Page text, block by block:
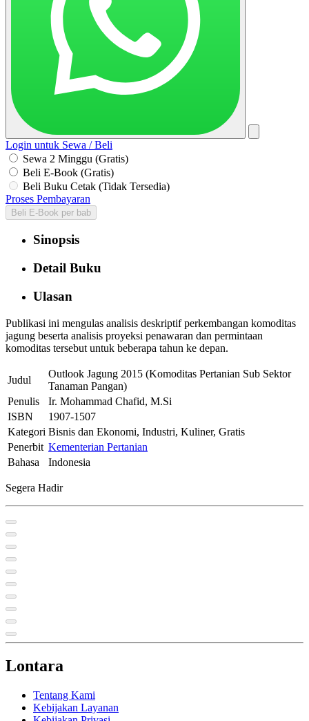
Login untuk Sewa / Beli
Sewa 2 Minggu (Gratis)
Beli E-Book (Gratis)
Beli Buku Cetak (Tidak Tersedia)
Proses Pembayaran
Beli E-Book per bab
Sinopsis
Detail Buku
Ulasan
Publikasi ini mengulas analisis deskriptif perkembangan komoditas
jagung beserta analisis proyeksi penawaran dan permintaan
komoditas tersebut untuk beberapa tahun ke depan.
Judul
Outlook Jagung 2015 (Komoditas Pertanian Sub Sektor
Tanaman Pangan)
Penulis
Ir. Mohammad Chafid, M.Si
ISBN
1907-1507
Kategori Bisnis dan Ekonomi, Industri, Kuliner, Gratis
Penerbit Kementerian Pertanian
Bahasa
Indonesia
Segera Hadir
Lontara
Tentang Kami
Kebijakan Layanan